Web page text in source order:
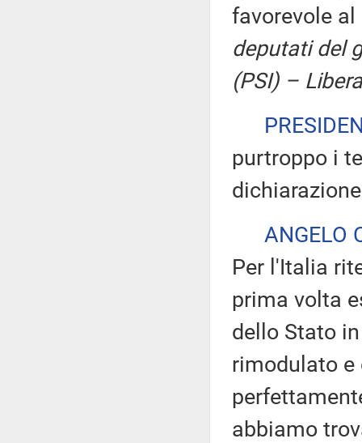
favorevole
deputati del
(PSI) –
purtroppo i
ANGELO
Per l'Italia
prima volta
dello Stato
rimodulato e
abbiamo